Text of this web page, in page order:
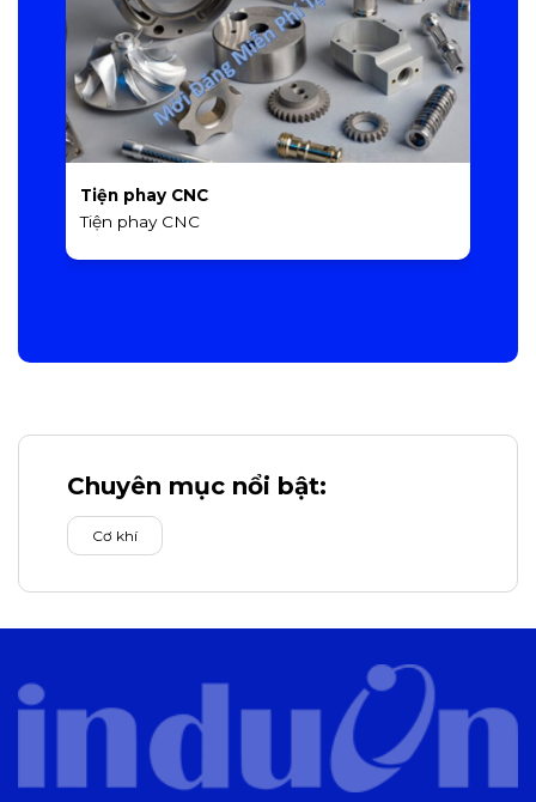
Tiện phay CNC
Tiện phay CNC
Chuyên mục nổi bật:
Cơ khí